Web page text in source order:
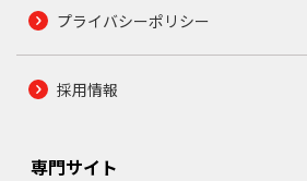
プライバシーポリシー
採用情報
専門サイト